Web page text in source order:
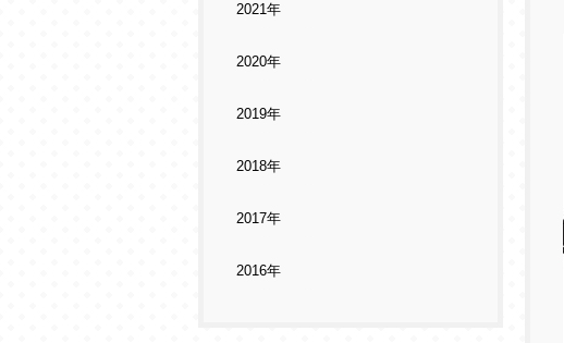
2021年
2020年
2019年
2018年
2017年
2016年